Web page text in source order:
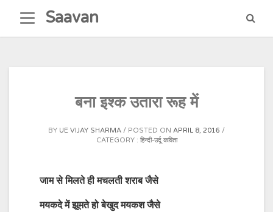
content
Saavan
बना इश्क उतारा रूह में
BY UE VIJAY SHARMA POSTED ON APRIL 8, 2016
CATEGORY : हिन्दी-उर्दू कविता
जाम से मिलते ही मचलती शराब जैसे
मयकदे में झूमते हो बेखुद मयकश जैसे